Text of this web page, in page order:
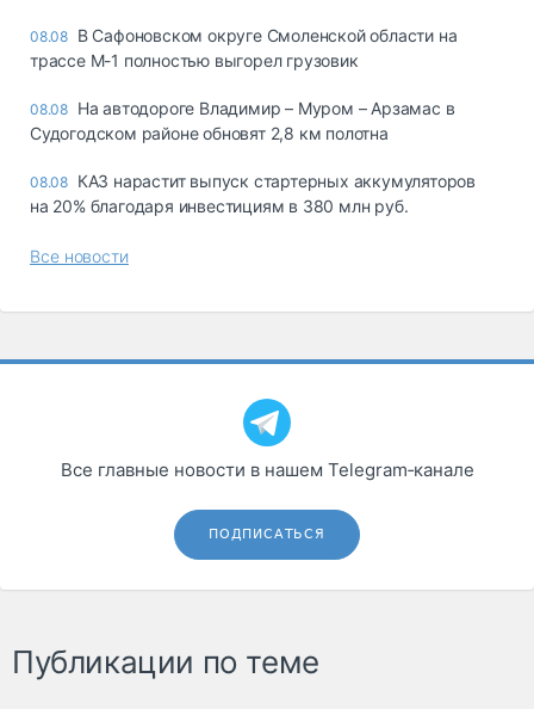
08.08 В Сафоновском округе Смоленской области на
трассе М-1 полностью выгорел грузовик
08.08 На автодороге Владимир – Муром – Арзамас в
Судогодском районе обновят 2,8 км полотна
08.08 КАЗ нарастит выпуск стартерных аккумуляторов
на 20% благодаря инвестициям в 380 млн руб.
Все новости
Все главные новости в нашем Telegram‑канале
ПОДПИСАТЬСЯ
Публикации по теме